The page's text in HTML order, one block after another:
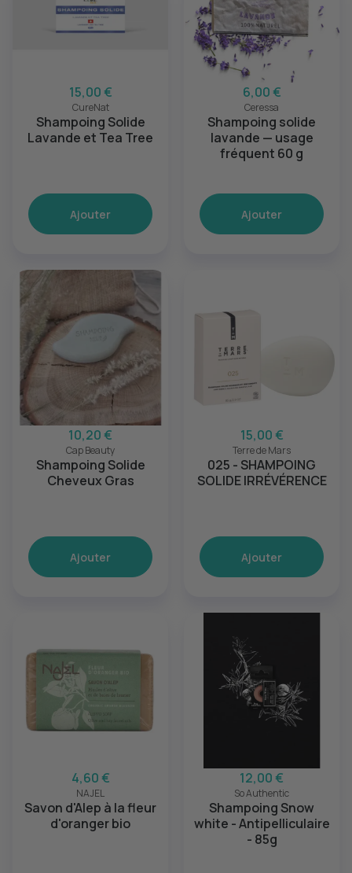
15,00 €
CureNat
Shampoing Solide
Lavande et Tea Tree
Ajouter
6,00 €
Ceressa
Shampoing solide
lavande — usage
fréquent 60 g
Ajouter
10,20 €
Cap Beauty
Shampoing Solide
Cheveux Gras
Ajouter
15,00 €
Terre de Mars
025 - SHAMPOING
SOLIDE IRRÉVÉRENCE
Ajouter
4,60 €
NAJEL
Savon d'Alep à la fleur
d'oranger bio
12,00 €
So Authentic
Shampoing Snow
white - Antipelliculaire
- 85g